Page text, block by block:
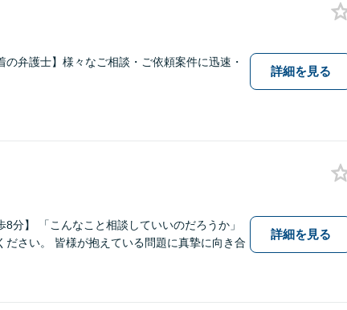
弁護士】様々なご相談・ご依頼案件に迅速・
詳細を見る
分】 「こんなこと相談していいのだろうか」
さい。 皆様が抱えている問題に真摯に向き合
詳細を見る